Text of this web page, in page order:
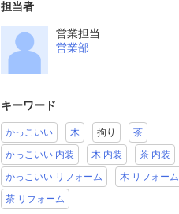
担当者
営業担当
営業部
キーワード
かっこいい 木 拘り
茶
かっこいい 内装
木 内装
茶 内装
かっこいい リフォーム
木 リフォーム
茶 リフォーム